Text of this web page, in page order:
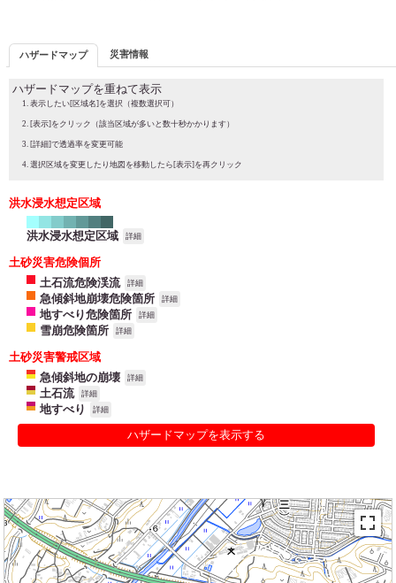
ハザードマップ 災害情報
ハザードマップを重ねて表示
表示したい[区域名]を選択（複数選択可）
[表示]をクリック（該当区域が多いと数十秒かかります）
[詳細]で透過率を変更可能
選択区域を変更したり地図を移動したら[表示]を再クリック
洪水浸水想定区域
洪水浸水想定区域 詳細
土砂災害危険個所
土石流危険渓流
詳細
急傾斜地崩壊危険箇所 詳細
地すべり危険箇所 詳細
雪崩危険箇所 詳細
土砂災害警戒区域
急傾斜地の崩壊
詳細
土石流 詳細
地すべり 詳細
ハザードマップを表示する